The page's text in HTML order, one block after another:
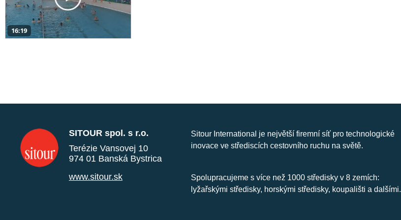
16:19
SITOUR spol. s r.o.
Terézie Vansovej 10
974 01 Banská Bystrica
www.sitour.sk
Sitour International je největší firemní síť pro technologické
inovace ve střediscích cestovního ruchu na světě.
Spolupracujeme s více než 1000 středisky v 8 zemích:
lyžařskými středisky, horskými středisky, koupališti a dalšími.